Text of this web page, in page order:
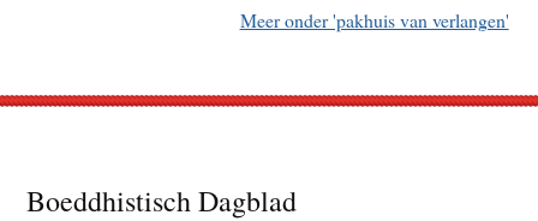
Meer onder 'pakhuis van verlangen'
Footer
Boeddhistisch Dagblad